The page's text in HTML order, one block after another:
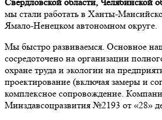
мы стали работать в Ханты-
Ямало-Ненецком автономном округе.
Мы быстро развиваемся. Основное
сосредоточено на организации
охране труда и экологии на
проектирование (включая замеры и
комплексное сопровождение.
Минздавсоцразвития №2193 от «28»